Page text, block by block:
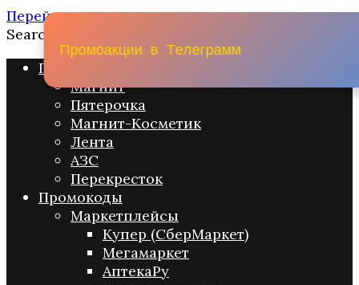
Перейти к содержанию
Search for:
Промо акции
Магнит
Пятерочка
Магнит-Косметик
Лента
АЗС
Перекресток
Промокоды
Маркетплейсы
Купер (СберМаркет)
Мегамаркет
АптекаРу
Промоакции в Телеграмм